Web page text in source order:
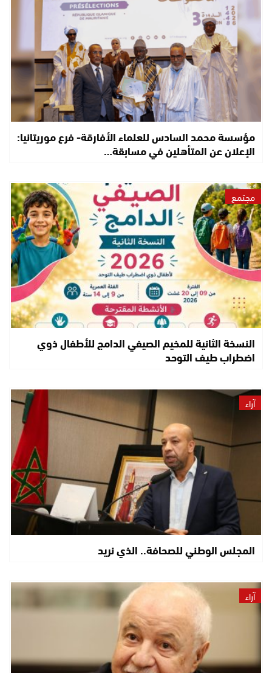
مؤسسة محمد السادس للعلماء الأفارقة- فرع موريتانيا:
الإعلان عن المتأهلين في مسابقة…
مجتمع
النسخة الثانية للمخيم الصيفي الدامج للأطفال ذوي
اضطراب طيف التوحد
آراء
المجلس الوطني للصحافة.. الذي نريد
آراء